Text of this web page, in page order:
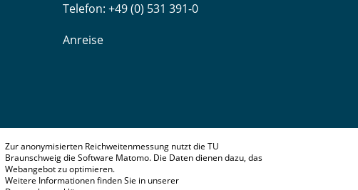
Telefon: +49 (0) 531 391-0
Anreise
Zur anonymisierten Reichweitenmessung nutzt die TU
Braunschweig die Software Matomo. Die Daten dienen dazu, das
Webangebot zu optimieren.
Weitere Informationen finden Sie in unserer